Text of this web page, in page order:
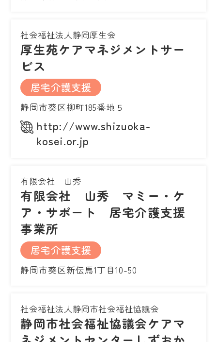
社会福祉法人静岡厚生会
厚生苑ケアマネジメントサー
ビス
居宅介護支援
静岡市葵区柳町185番地５
http://www.shizuoka-
kosei.or.jp
有限会社 山秀
有限会社 山秀 マミー・ケ
ア・サポート 居宅介護支援
事業所
居宅介護支援
静岡市葵区新伝馬1丁目10-50
社会福祉法人静岡市社会福祉協議会
静岡市社会福祉協議会ケアマ